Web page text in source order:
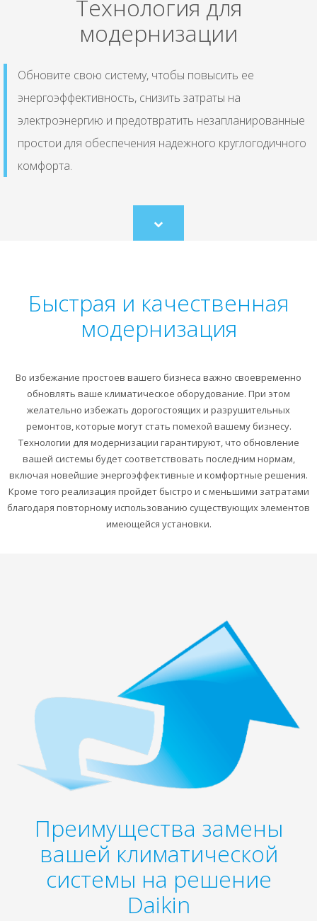
Технология для
модернизации
Обновите свою систему, чтобы повысить ее
энергоэффективность, снизить затраты на
электроэнергию и предотвратить незапланированные
простои для обеспечения надежного круглогодичного
комфорта.
Scroll
to
Быстрая и качественная
модернизация
Во избежание простоев вашего бизнеса важно своевременно
обновлять ваше климатическое оборудование. При этом
желательно избежать дорогостоящих и разрушительных
ремонтов, которые могут стать помехой вашему бизнесу.
Технологии для модернизации гарантируют, что обновление
вашей системы будет соответствовать последним нормам,
включая новейшие энергоэффективные и комфортные решения.
Кроме того реализация пройдет быстро и с меньшими затратами
благодаря повторному использованию существующих элементов
имеющейся установки.
Преимущества замены
вашей климатической
системы на решение
Daikin